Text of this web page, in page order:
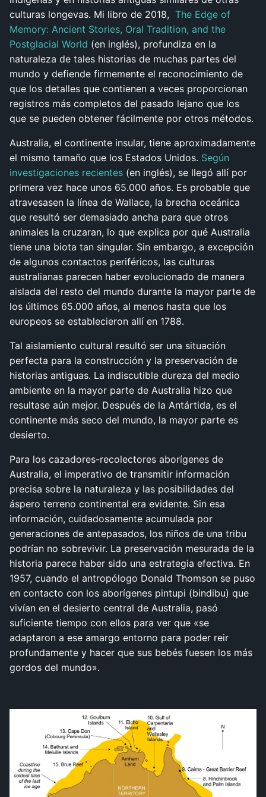
culturas longevas. Mi libro de 2018, The Edge of
Memory: Ancient Stories, Oral Tradition, and the
Postglacial World (en inglés), profundiza en la
naturaleza de tales historias de muchas partes del
mundo y defiende firmemente el reconocimiento de
que los detalles que contienen a veces proporcionan
registros más completos del pasado lejano que los
que se pueden obtener fácilmente por otros métodos.
Australia, el continente insular, tiene aproximadamente
el mismo tamaño que los Estados Unidos. Según
investigaciones recientes (en inglés), se llegó allí por
primera vez hace unos 65.000 años. Es probable que
atravesasen la línea de Wallace, la brecha oceánica
que resultó ser demasiado ancha para que otros
animales la cruzaran, lo que explica por qué Australia
tiene una biota tan singular. Sin embargo, a excepción
de algunos contactos periféricos, las culturas
australianas parecen haber evolucionado de manera
aislada del resto del mundo durante la mayor parte de
los últimos 65.000 años, al menos hasta que los
europeos se establecieron allí en 1788.
Tal aislamiento cultural resultó ser una situación
perfecta para la construcción y la preservación de
historias antiguas. La indiscutible dureza del medio
ambiente en la mayor parte de Australia hizo que
resultase aún mejor. Después de la Antártida, es el
continente más seco del mundo, la mayor parte es
desierto.
Para los cazadores-recolectores aborígenes de
Australia, el imperativo de transmitir información
precisa sobre la naturaleza y las posibilidades del
áspero terreno continental era evidente. Sin esa
información, cuidadosamente acumulada por
generaciones de antepasados, los niños de una tribu
podrían no sobrevivir. La preservación mesurada de la
historia parece haber sido una estrategia efectiva. En
1957, cuando el antropólogo Donald Thomson se puso
en contacto con los aborígenes pintupi (bindibu) que
vivían en el desierto central de Australia, pasó
suficiente tiempo con ellos para ver que «se
adaptaron a ese amargo entorno para poder reir
profundamente y hacer que sus bebés fuesen los más
gordos del mundo».